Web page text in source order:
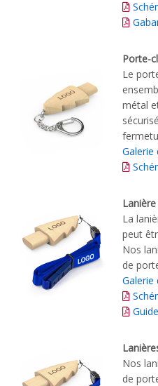
Porte-
Le
métal
sécurisé
Galerie
La
peut
Nos
de
Galerie
Nos
de